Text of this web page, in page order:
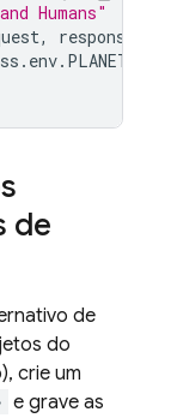
Humans"
, response
. env. PLANET
de
de
do
crie um
e grave as